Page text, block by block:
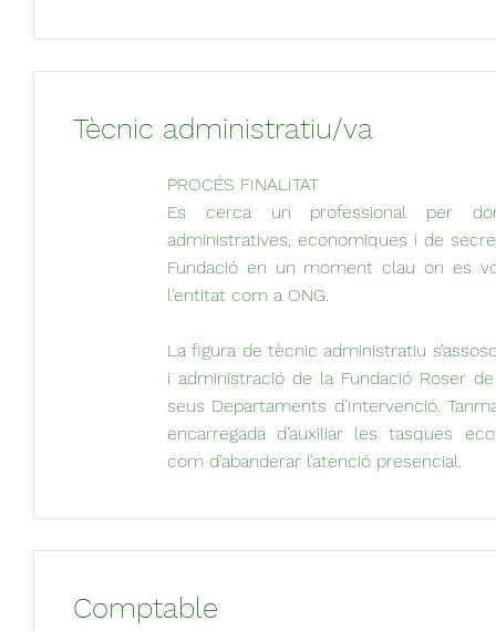
Tècnic administratiu/va
PROCÉS FINALITAT
Es cerca un professional per
administratives, economiques i de
Fundació en un moment clau on es
l'entitat com a ONG.
La figura de tècnic administratiu
i administració de la Fundació Roser
seus Departaments d’Intervenció.
encarregada d’auxiliar les tasques
com d’abanderar l’atenció presencial.
Comptable